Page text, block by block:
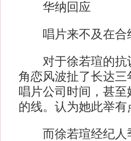
华纳回应
唱片来不及在合
对于徐若瑄的抗
角恋风波扯了长达
唱片公司时间，甚
的线。认为她此举有
而徐若瑄经纪人